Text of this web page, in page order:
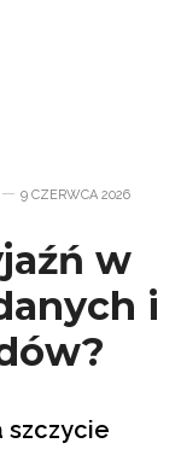
9 CZERWCA 2026
w
i
szczycie